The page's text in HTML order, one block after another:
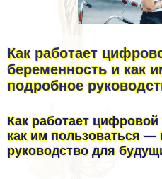
Как работает
беременность и как
подробное
Как работает
как им пользоваться —
руководство для